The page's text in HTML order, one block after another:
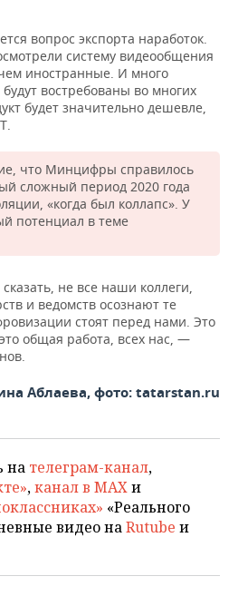
вопрос экспорта наработок.
систему видеообщения
иностранные. И много
востребованы во многих
будет значительно дешевле,
что Минцифры справилось
сложный период 2020 года
«когда был коллапс». У
потенциал в теме
не все наши коллеги,
и ведомств осознают те
стоят перед нами. Это
общая работа, всех нас, —
Аблаева, фото: tatarstan.ru
на телеграм-канал,
,канал в MAXи
«Реального
видео наRutube и